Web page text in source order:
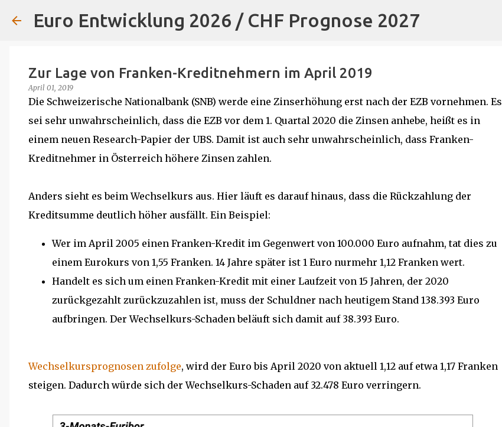
Direkt zum Hauptbereich
Euro Entwicklung 2026 / CHF Prognose 2027
Zur Lage von Franken-Kreditnehmern im April 2019
April 01, 2019
Die Schweizerische Nationalbank (SNB) werde eine Zinserhöhung erst nach der EZB vornehmen. Es
sei sehr unwahrscheinlich, dass die EZB vor dem 1. Quartal 2020 die Zinsen anhebe, heißt es in
einem neuen Research-Papier der UBS. Damit ist auch sehr unwahrscheinlich, dass Franken-
Kreditnehmer in Österreich höhere Zinsen zahlen.
Anders sieht es beim Wechselkurs aus. Hier läuft es darauf hinaus, dass die Rückzahlung der
Kreditsumme deutlich höher ausfällt. Ein Beispiel:
Wer im April 2005 einen Franken-Kredit im Gegenwert von 100.000 Euro aufnahm, tat dies zu
einem Eurokurs von 1,55 Franken. 14 Jahre später ist 1 Euro nurmehr 1,12 Franken wert.
Handelt es sich um einen Franken-Kredit mit einer Laufzeit von 15 Jahren, der 2020
zurückgezahlt zurückzuzahlen ist, muss der Schuldner nach heutigem Stand 138.393 Euro
aufbringen. Der Wechselkurs-Schaden beläuft sich damit auf 38.393 Euro.
Wechselkursprognosen zufolge, wird der Euro bis April 2020 von aktuell 1,12 auf etwa 1,17 Franken
steigen. Dadurch würde sich der Wechselkurs-Schaden auf 32.478 Euro verringern.